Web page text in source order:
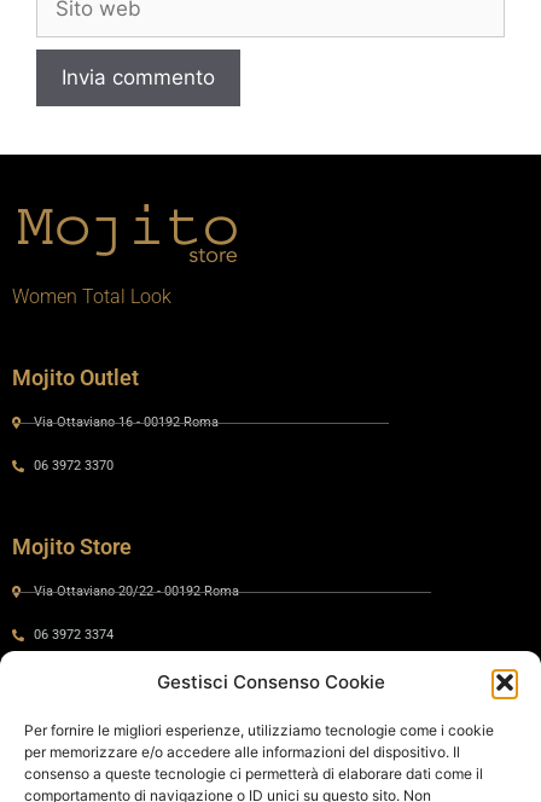
Gestisci Consenso Cookie
Per fornire le migliori esperienze, utilizziamo tecnologie come i cookie
per memorizzare e/o accedere alle informazioni del dispositivo. Il
consenso a queste tecnologie ci permetterà di elaborare dati come il
comportamento di navigazione o ID unici su questo sito. Non
Women Total Look
Mojito Outlet
Via Ottaviano 16 - 00192 Roma
06 3972 3370
Mojito Store
Via Ottaviano 20/22 - 00192 Roma
06 3972 3374
Via Ottaviano 24 - 00192 Roma